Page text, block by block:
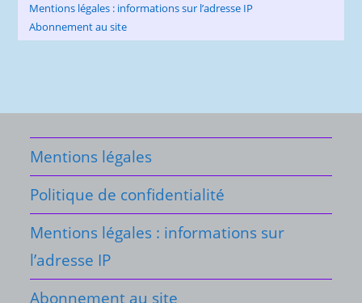
Mentions légales : informations sur l’adresse IP
Abonnement au site
Mentions légales
Politique de confidentialité
Mentions légales : informations sur
l’adresse IP
Abonnement au site